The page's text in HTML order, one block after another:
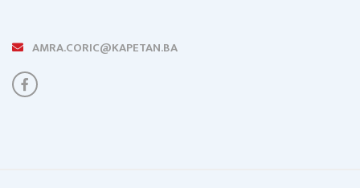
AMRA.CORIC@KAPETAN.BA